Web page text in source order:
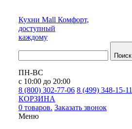
Кухни Mall Комфорт,
доступный
каждому
Поиск
ПН-ВС
с 10:00 до 20:00
8 (800) 302-77-06 8 (499) 348-15-11
КОРЗИНА
0 товаров. Заказать звонок
Меню